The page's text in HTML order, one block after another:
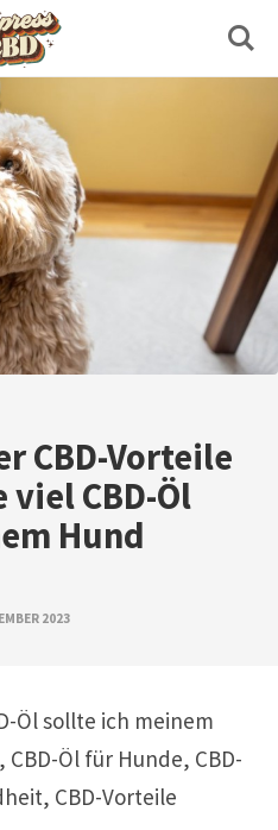
CBD-Vorteile
CBD-Öl
Hund
2023
Öl sollte ich meinem
CBD-Öl für Hunde, CBD-
CBD-Vorteile